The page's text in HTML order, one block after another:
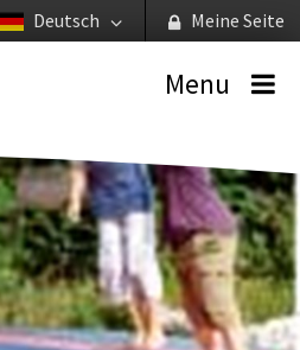
Meine Seite
Deutsch
Menu